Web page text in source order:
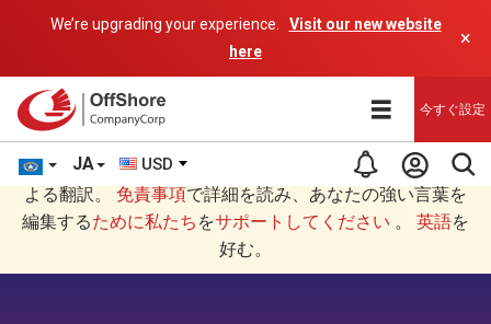
We’re upgrading your experience.
Visit our new website
here
×
JA USD
今すぐ設定
あなたは日本語 (にほんご)で読んでいますAIプログラムに
よる翻訳。 免責事項で詳細を読み、あなたの強い言葉を
編集するために私たち をサポートしてください 。 英語を
好む。